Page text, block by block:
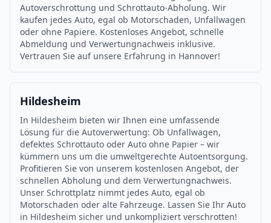
Autoverschrottung und Schrottauto-Abholung. Wir
kaufen jedes Auto, egal ob Motorschaden, Unfallwagen
oder ohne Papiere. Kostenloses Angebot, schnelle
Abmeldung und Verwertungnachweis inklusive.
Vertrauen Sie auf unsere Erfahrung in Hannover!
Hildesheim
In Hildesheim bieten wir Ihnen eine umfassende
Lösung für die Autoverwertung: Ob Unfallwagen,
defektes Schrottauto oder Auto ohne Papier – wir
kümmern uns um die umweltgerechte Autoentsorgung.
Profitieren Sie von unserem kostenlosen Angebot, der
schnellen Abholung und dem Verwertungnachweis.
Unser Schrottplatz nimmt jedes Auto, egal ob
Motorschaden oder alte Fahrzeuge. Lassen Sie Ihr Auto
in Hildesheim sicher und unkompliziert verschrotten!